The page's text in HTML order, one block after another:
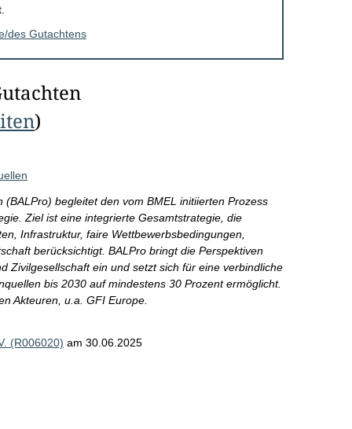
des Gutachtens
)
begleitet den vom BMEL initiierten Prozess
Ziel ist eine integrierte Gesamtstrategie, die
Infrastruktur, faire Wettbewerbsbedingungen,
berücksichtigt. BALPro bringt die Perspektiven
Zivilgesellschaft ein und setzt sich für eine verbindliche
bis 2030 auf mindestens 30 Prozent ermöglicht.
Akteuren, u.a. GFI Europe.
(R006020) am 30.06.2025